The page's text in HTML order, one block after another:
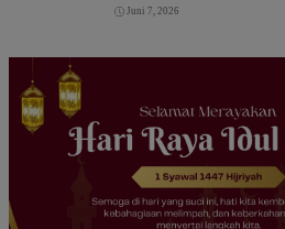
Juni 7, 2026